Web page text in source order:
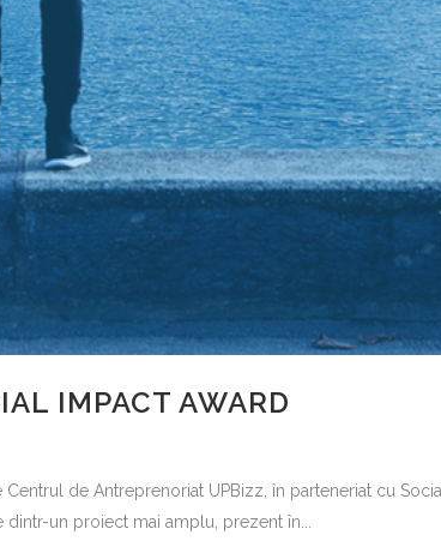
IMPACT AWARD
de Antreprenoriat UPBizz, în parteneriat cu
un proiect mai amplu, prezent în...